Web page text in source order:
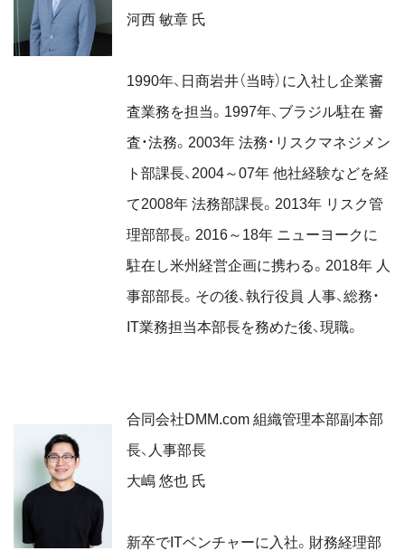
河西 敏章 氏
1990年、日商岩井（当時）に入社し企業審
査業務を担当。1997年、ブラジル駐在 審
査・法務。2003年 法務・リスクマネジメン
ト部課長、2004～07年 他社経験などを経
て2008年 法務部課長。2013年 リスク管
理部部長。2016～18年 ニューヨークに
駐在し米州経営企画に携わる。2018年 人
事部部長。その後、執行役員 人事、総務・
IT業務担当本部長を務めた後、現職。
合同会社DMM.com 組織管理本部副本部
長、人事部長
大嶋 悠也 氏
新卒でITベンチャーに入社。財務経理部